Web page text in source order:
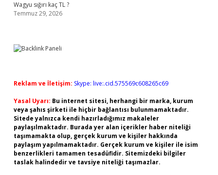
Wagyu sığırı kaç TL ?
Temmuz 29, 2026
Reklam ve İletişim: Skype: live:.cid.575569c608265c69
Yasal Uyarı: Bu internet sitesi, herhangi bir marka, kurum
veya şahıs şirketi ile hiçbir bağlantısı bulunmamaktadır.
Sitede yalnızca kendi hazırladığımız makaleler
paylaşılmaktadır. Burada yer alan içerikler haber niteliği
taşımamakta olup, gerçek kurum ve kişiler hakkında
paylaşım yapılmamaktadır. Gerçek kurum ve kişiler ile isim
benzerlikleri tamamen tesadüfidir. Sitemizdeki bilgiler
taslak halindedir ve tavsiye niteliği taşımazlar.